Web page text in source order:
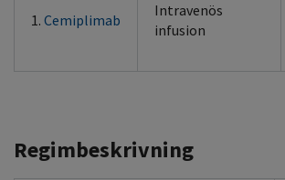
1. Cemiplimab
Intravenös
infusion
Regimbeskrivning